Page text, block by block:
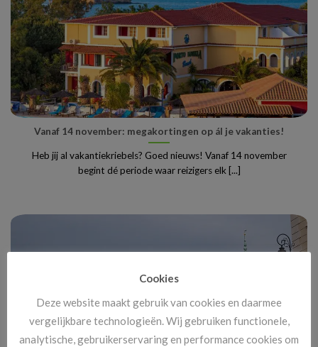
Vanaf 14 november: megakortingen op ál je vakanties!
Heb jij al vakantiekriebels? Goed nieuws! Vanaf 14 november
begint dé periode waar reizigers elk [...]
Cookies
Deze website maakt gebruik van cookies en daarmee
vergelijkbare technologieën. Wij gebruiken functionele,
analytische, gebruikerservaring en performance cookies om